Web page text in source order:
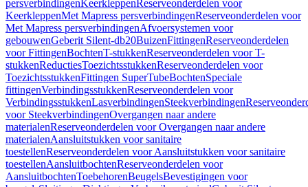
persverbindingenKeerkleppenReserveonderdelen voor
KeerkleppenMet Mapress persverbindingenReserveonderdelen voor
Met Mapress persverbindingenAfvoersystemen voor
gebouwenGeberit Silent-db20BuizenFittingenReserveonderdelen
voor FittingenBochtenT-stukkenReserveonderdelen voor T-
stukkenReductiesToezichtsstukkenReserveonderdelen voor
ToezichtsstukkenFittingen SuperTubeBochtenSpeciale
fittingenVerbindingsstukkenReserveonderdelen voor
VerbindingsstukkenLasverbindingenSteekverbindingen
voor SteekverbindingenOvergangen naar andere
materialenReserveonderdelen voor Overgangen naar andere
materialenAansluitstukken voor sanitaire
toestellenReserveonderdelen voor Aansluitstukken voor sanitaire
toestellenAansluitbochtenReserveonderdelen voor
AansluitbochtenToebehorenBeugelsBevestigingen voor